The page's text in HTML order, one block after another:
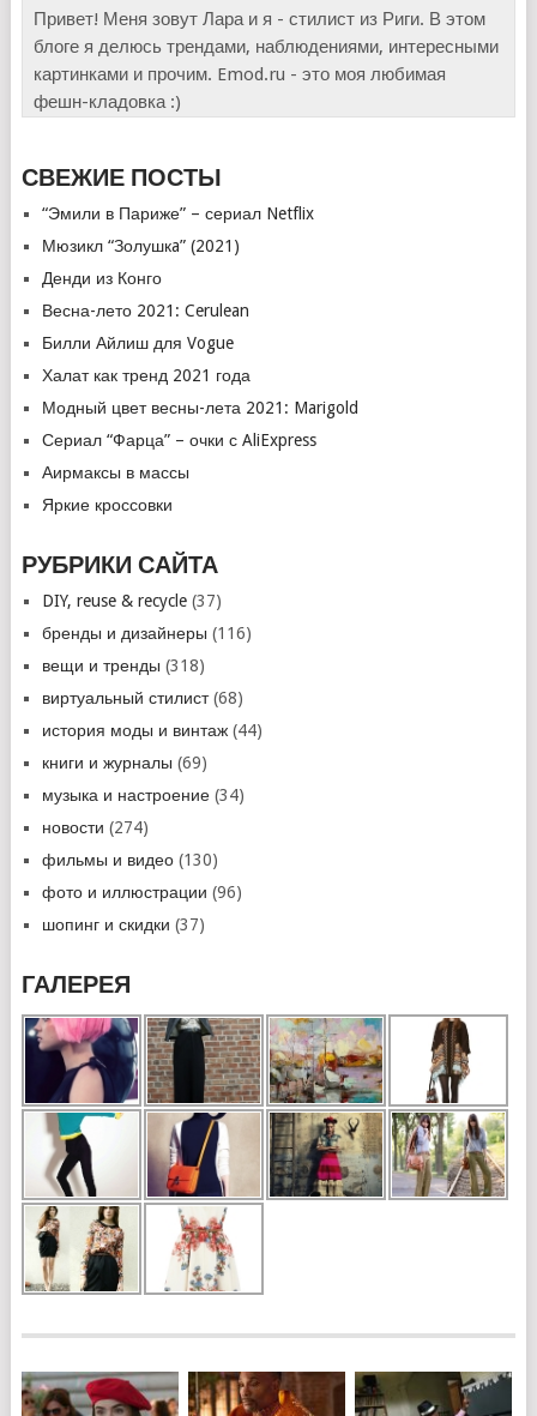
Привет! Меня зовут Лара и я - стилист из Риги. В этом
блоге я делюсь трендами, наблюдениями, интересными
картинками и прочим. Emod.ru - это моя любимая
фешн-кладовка :)
СВЕЖИЕ ПОСТЫ
“Эмили в Париже” – сериал Netflix
Мюзикл “Золушкa” (2021)
Денди из Конго
Весна-лето 2021: Cerulean
Билли Айлиш для Vogue
Халат как тренд 2021 года
Модный цвет весны-лета 2021: Marigold
Сериал “Фарца” – очки с AliExpress
Аирмаксы в массы
Яркие кроссовки
РУБРИКИ САЙТА
DIY, reuse & recycle(37)
бренды и дизайнеры (116)
вещи и тренды (318)
виртуальный стилист(68)
история моды и винтаж(44)
книги и журналы (69)
музыка и настроение(34)
новости (274)
фильмы и видео(130)
фото и иллюстрации (96)
шопинг и скидки (37)
ГАЛЕРЕЯ